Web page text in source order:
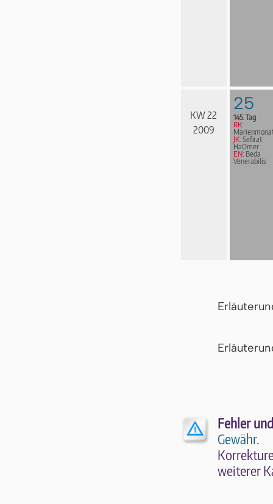
KW 22
2009
25
145. Tag
RK:
JK: Sefirat
HaOmer
EN: Beda
Venerabilis
Fehler
Gewähr.
wei­te­rer